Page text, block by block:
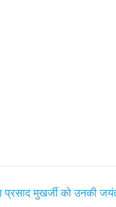
मुखर्जी को उनकी